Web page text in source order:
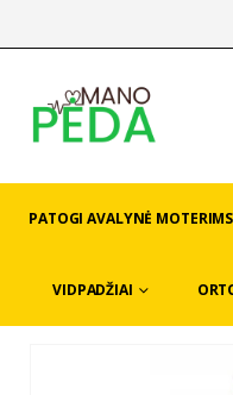
PATOGI AVALYNĖ MOTERIMS
VIDPADŽIAI